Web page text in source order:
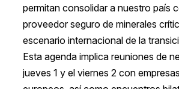
permitan consolidar a nuestro país
proveedor seguro de minerales
escenario internacional de la
Esta agenda implica reuniones de
jueves 1 y el viernes 2 con